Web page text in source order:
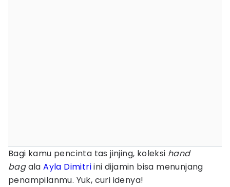
Bagi kamu pencinta tas jinjing, koleksi hand
bagalaAyla Dimitriini dijamin bisa menunjang
penampilanmu. Yuk, curi idenya!